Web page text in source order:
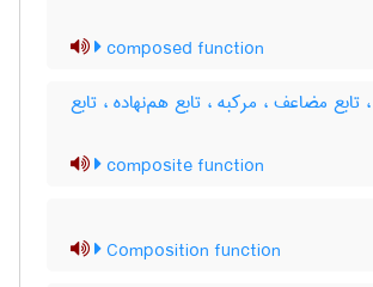
composed function
تابع مضاعف ، مرکبه ، تابع هم‌نهاده ، تابع
composite function
Composition function